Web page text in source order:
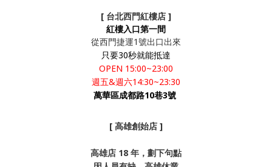
[ 台北西門紅樓店 ]
紅樓入口第一間
從西門捷運1號出口出來
只要30秒就能抵達
OPEN 15:00~23:00
週五&週六14:30~23:30
萬華區成都路10巷3號
[ 高雄創始店 ]
高雄店 18 年，劃下句點